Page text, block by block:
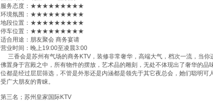
服务态度：★★★★★★★★★
环境氛围：★★★★★★★★★
地段位置：★★★★★★★★★
停车位置：★★★★★★★★★
适合用途：朋友聚会 商务宴请
营业时间：晚上19:00至凌晨3:00
三香会是苏州有气场的商务KTV，装修非常奢华，高端大气，档次一流，当你
佛置身于宫殿之中，所有物件的摆放，艺术品的雕刻，无处不体现出了奢华的
位都是经过层层筛选，不管是外形还是内涵都是领先于其它夜总会，她们聪明
受广大朋友的青睐。
第三名；苏州皇家国际KTV